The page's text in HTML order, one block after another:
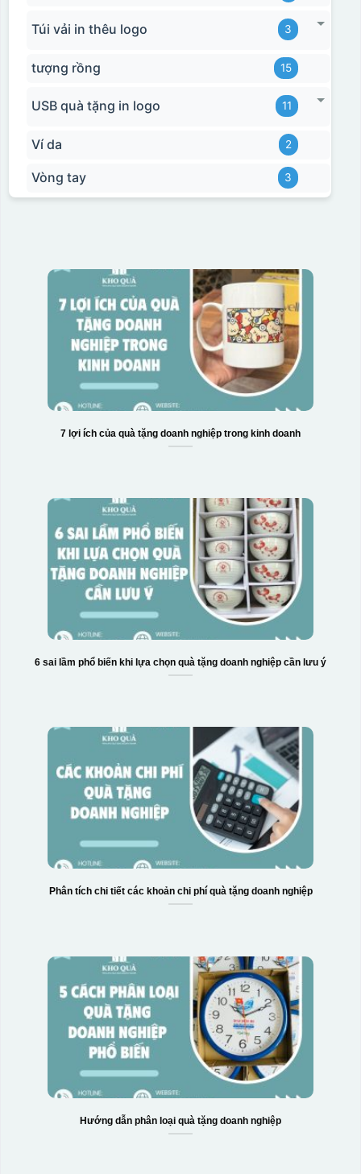
Túi vải in thêu logo 3
tượng rồng 15
USB quà tặng in logo 11
Ví da 2
Vòng tay 3
7 lợi ích của quà tặng doanh nghiệp trong kinh doanh
6 sai lầm phổ biến khi lựa chọn quà tặng doanh nghiệp cần lưu ý
Phân tích chi tiết các khoản chi phí quà tặng doanh nghiệp
Hướng dẫn phân loại quà tặng doanh nghiệp